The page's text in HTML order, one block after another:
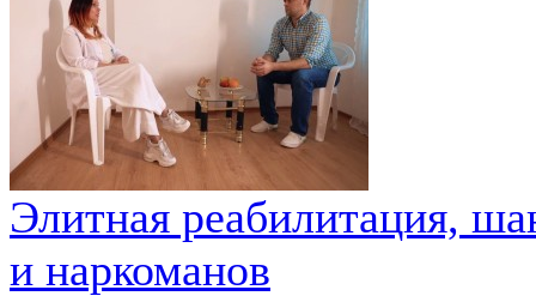
Элитная реабилитация,
и наркоманов